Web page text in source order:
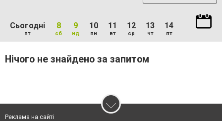
Сьогодні
пт
8
сб
9
нд
10
пн
11
вт
12
ср
13
чт
14
пт
Нічого не знайдено за запитом
Реклама на сайті